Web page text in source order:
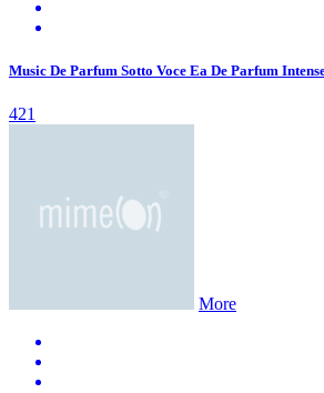
Music De Parfum Sotto Voce Ea De Parfum
421
More